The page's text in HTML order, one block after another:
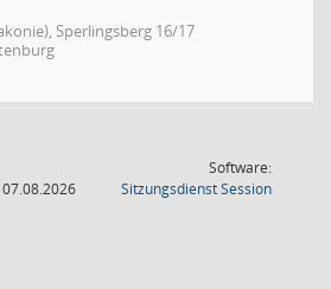
Sperlingsberg 16/17
Software:
SitzungsdienstSession(Wird in